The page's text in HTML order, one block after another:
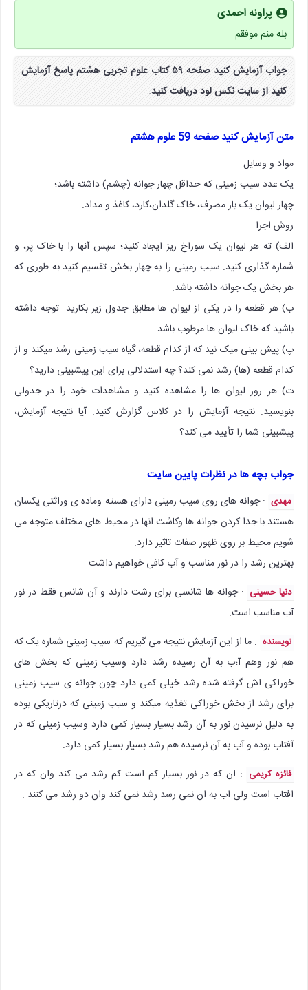
پراونه احمدی
بله منم موفقم
جواب آزمایش کنید صفحه ۵۹ کتاب علوم تجربی هشتم پاسخ آزمایش
کنید از سایت نکس لود دریافت کنید.
متن آزمایش کنید صفحه 59 علوم هشتم
مواد و وسایل
یک عدد سیب زمینی که حداقل چهار جوانه (چشم) داشته باشد؛
چهار لیوان یک بار مصرف، خاک گلدان،کارد، کاغذ و مداد.
روش اجرا
الف) ته هر لیوان یک سوراخ ریز ایجاد کنید؛ سپس آنها را با خاک پر، و
شماره گذاری کنید. سیب زمینی را به چهار بخش تقسیم کنید به طوری که
هر بخش یک جوانه داشته باشد.
ب) هر قطعه را در یکی از لیوان ها مطابق جدول زیر بکارید. توجه داشته
باشید که خاک لیوان ها مرطوب باشد
پ) پیش بینی میک نید که از کدام قطعه، گیاه سیب زمینی رشد میکند و از
کدام قطعه (ها) رشد نمی کند؟ چه استدلالی برای این پیشبینی دارید؟
ت) هر روز لیوان ها را مشاهده کنید و مشاهدات خود را در جدولی
بنویسید. نتیجه آزمایش را در کلاس گزارش کنید. آیا نتیجه آزمایش،
پیشبینی شما را تأیید می کند؟
جواب بچه ها در نظرات پایین سایت
مهدی : جوانه های روی سیب زمینی دارای هسته وماده ی وراثتی یکسان
هستند با جدا کردن جوانه ها وکاشت انها در محیط های مختلف متوجه می
شویم محیط بر روی ظهور صفات تاثیر دارد.
بهترین رشد را در نور مناسب و آب کافی خواهیم داشت.
دنیا حسینی : جوانه ها شانسی برای رشت دارند و آن شانس فقط در نور
آب مناسب است.
نویسنده : ما از این آزمایش نتیجه می گیریم که سیب زمینی شماره یک که
هم نور وهم آ؛ب به آن رسیده رشد دارد وسیب زمینی که بخش های
خوراکی اش گرفته شده رشد خیلی کمی دارد چون جوانه ی سیب زمینی
برای رشد از بخش خوراکی تغذیه میکند و سیب زمینی که درتاریکی بوده
به دلیل نرسیدن نور به آن رشد بسیار بسیار کمی دارد وسیب زمینی که در
آفتاب بوده و آب به آن نرسیده هم رشد بسیار بسیار کمی دارد.
فائزه کریمی : ان که در نور بسیار کم است کم رشد می کند وان که در
افتاب است ولی اب به ان نمی رسد رشد نمی کند وان دو رشد می کنند .